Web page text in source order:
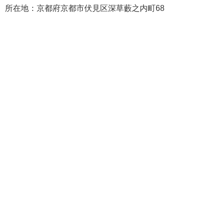
所在地：京都府京都市伏見区深草藪之内町68